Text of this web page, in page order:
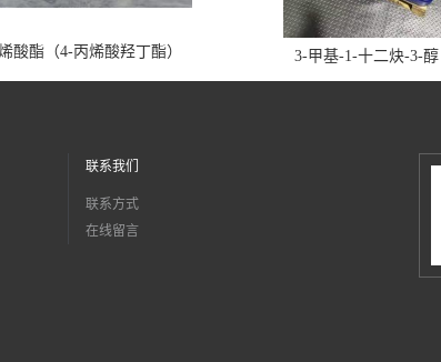
酸酯（4-丙烯酸羟丁酯） 3-甲基-1-十二炔-3-醇
联系我们
联系方式
在线留言